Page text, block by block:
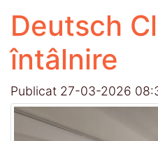
Deutsch
întâlnire
Publicat 27-03-2026